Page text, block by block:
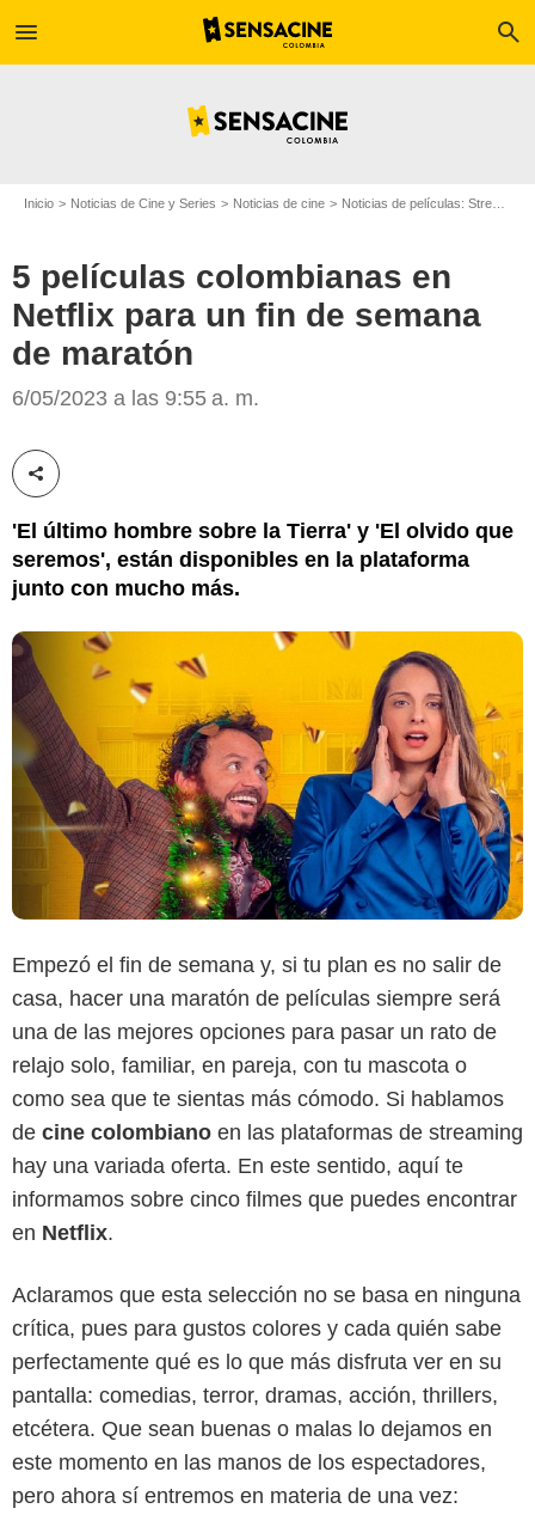
menu search
Inicio Noticias de Cine y Series Noticias de cine Noticias de películas: Streaming
5 películas colombianas en
Netflix para un fin de semana
de maratón
6/05/2023 a las 9:55 a. m.
Compartir esta noticia
'El último hombre sobre la Tierra' y 'El olvido que
seremos', están disponibles en la plataforma
junto con mucho más.
Película 'El último hombre sobre la tierra'/Foto: Netflix
Empezó el fin de semana y, si tu plan es no salir de
casa, hacer una maratón de películas siempre será
una de las mejores opciones para pasar un rato de
relajo solo, familiar, en pareja, con tu mascota o
como sea que te sientas más cómodo. Si hablamos
de cine colombiano en las plataformas de streaming
hay una variada oferta. En este sentido, aquí te
informamos sobre cinco filmes que puedes encontrar
en Netflix.
Aclaramos que esta selección no se basa en ninguna
crítica, pues para gustos colores y cada quién sabe
perfectamente qué es lo que más disfruta ver en su
pantalla: comedias, terror, dramas, acción, thrillers,
etcétera. Que sean buenas o malas lo dejamos en
este momento en las manos de los espectadores,
pero ahora sí entremos en materia de una vez: